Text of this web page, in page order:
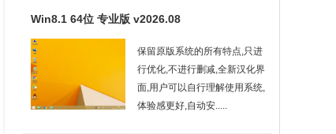
Win8.1 64位 专业版 v2026.08
保留原版系统的所有特点,只进
行优化,不进行删减,全新汉化界
面,用户可以自行理解使用系统,
体验感更好,自动安.....